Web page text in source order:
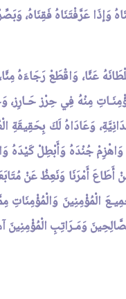
عَرَّفْتَنَاهُ فَقِنَاهُ،
عَنَّا، وَاقْطَعْ رَجَاءَهُ
مِنْهُ فِي حِرْز
وَعَادَاهُ لَكَ بِحَقِيقَةِ
وَاهْزِمْ جُنْدَهُ وَأَبْطِلْ كَيْدَهُ
مَنْ أَطَاعَ أَمْرَنَا وَنَعِظُ عَنْ
الْمُؤْمِنِينَ
وَمَـرَاتِبِ الْمُؤْمِنِينَ